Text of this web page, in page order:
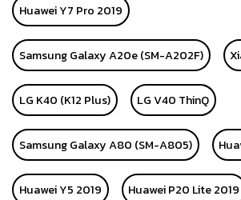
Huawei Y7 Pro 2019
Samsung Galaxy A20e (SM-A202F)
LG K40 (K12 Plus) LG V40 ThinQ
Samsung Galaxy A80 (SM-A805)
Huawei Y5 2019 Huawei P20 Lite 2019